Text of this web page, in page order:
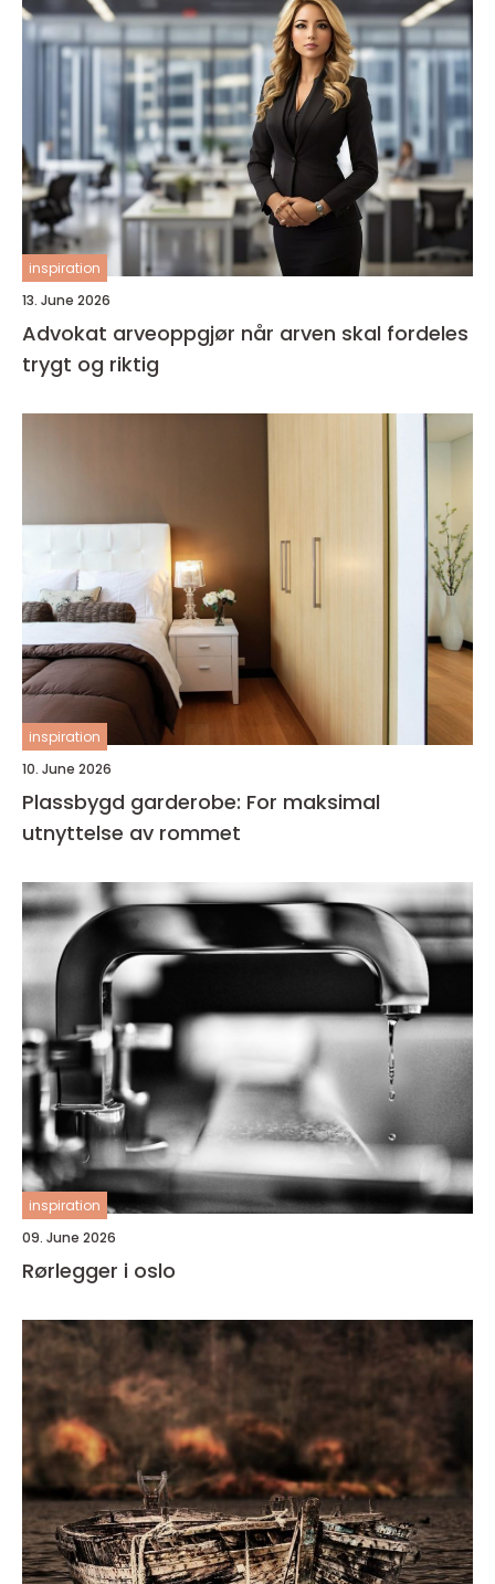
inspiration
13. June 2026
Advokat arveoppgjør når arven skal fordeles
trygt og riktig
inspiration
10. June 2026
Plassbygd garderobe: For maksimal
utnyttelse av rommet
inspiration
09. June 2026
Rørlegger i oslo